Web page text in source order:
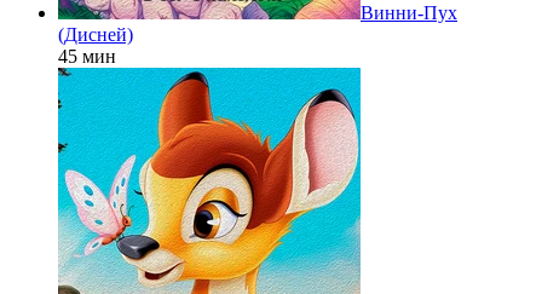
Винни-Пух
(Дисней)
45 мин